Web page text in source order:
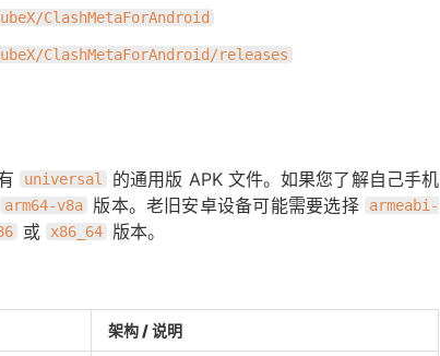
ClashMetaForAndroid
ClashMetaForAndroid/releases
universal
的通用版 APK 文件。如果您了解自己手机
arm64-v8a 版本。老旧安卓设备可能需要选择
armeabi-
或 x86_64 版本。
架构 / 说明